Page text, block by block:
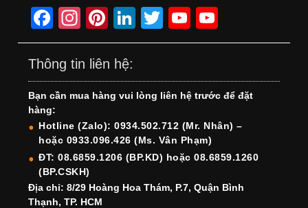
F
a
c
e
b
o
o
k
In
st
a
gr
a
m
Pi
nt
er
e
st
Li
n
e
dI
n
T
wi
er
Y
o
T
u
b
e
o
T
u
b
e
h
Thông tin liên hệ:
Bạn cần mua hàng vui lòng liên hệ trước để đặt
hàng:
Hotline (Zalo): 0934.502.712 (Mr. Nhân) –
hoặc 0933.096.426 (Ms. Vân Phạm)
ĐT: 08.6859.1206 (BP.KD) hoặc 08.6859.1260
(BP.CSKH)
Địa chỉ: 8/29 Hoàng Hoa Thám, P.7, Quận Bình
Thạnh, TP. HCM